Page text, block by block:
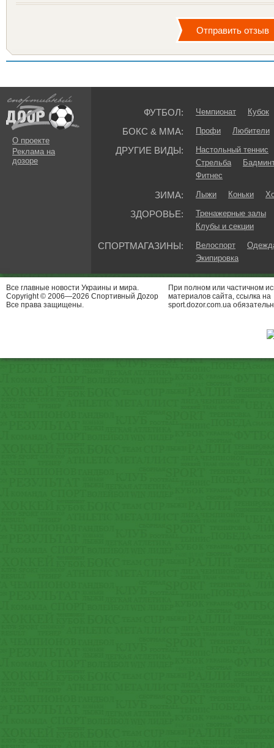
О проекте
Реклама на
дозоре
ФУТБОЛ: Чемпионат Кубок
БОКС & ММА: Профи Любители
ДРУГИЕ ВИДЫ:
Настольный теннис
Стрельба
Фитнес
ЗИМА: Лыжи Коньки
ЗДОРОВЬЕ:
Тренажерные залы
Клубы и секции
СПОРТМАГАЗИНЫ: Велоспорт
Экипировка
Все главные новости Украины и мира.
Copyright © 2006—2026 Спортивный Доzор
Все права защищены.
При полном или частичном
материалов сайта, ссылка на
sport.dozor.com.ua